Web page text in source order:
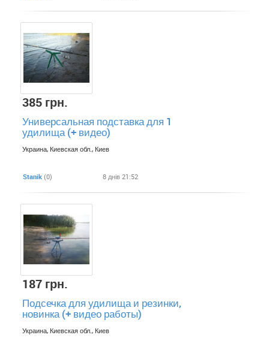
385 грн.
Универсальная подставка для 1
удилища (+ видео)
Украина, Киевская обл., Киев
Stanik (0) 8 днів 21:52
187 грн.
Подсечка для удилища и резинки,
новинка (+ видео работы)
Украина, Киевская обл., Киев